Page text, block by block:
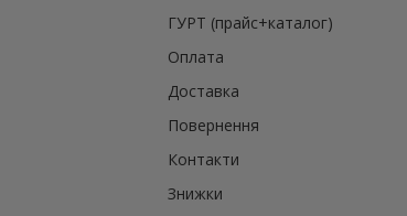
ГУРТ (прайс+каталог)
Оплата
Доставка
Повернення
Контакти
Знижки